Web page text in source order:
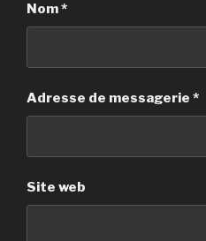
Nom*
Adresse de messagerie *
Site web